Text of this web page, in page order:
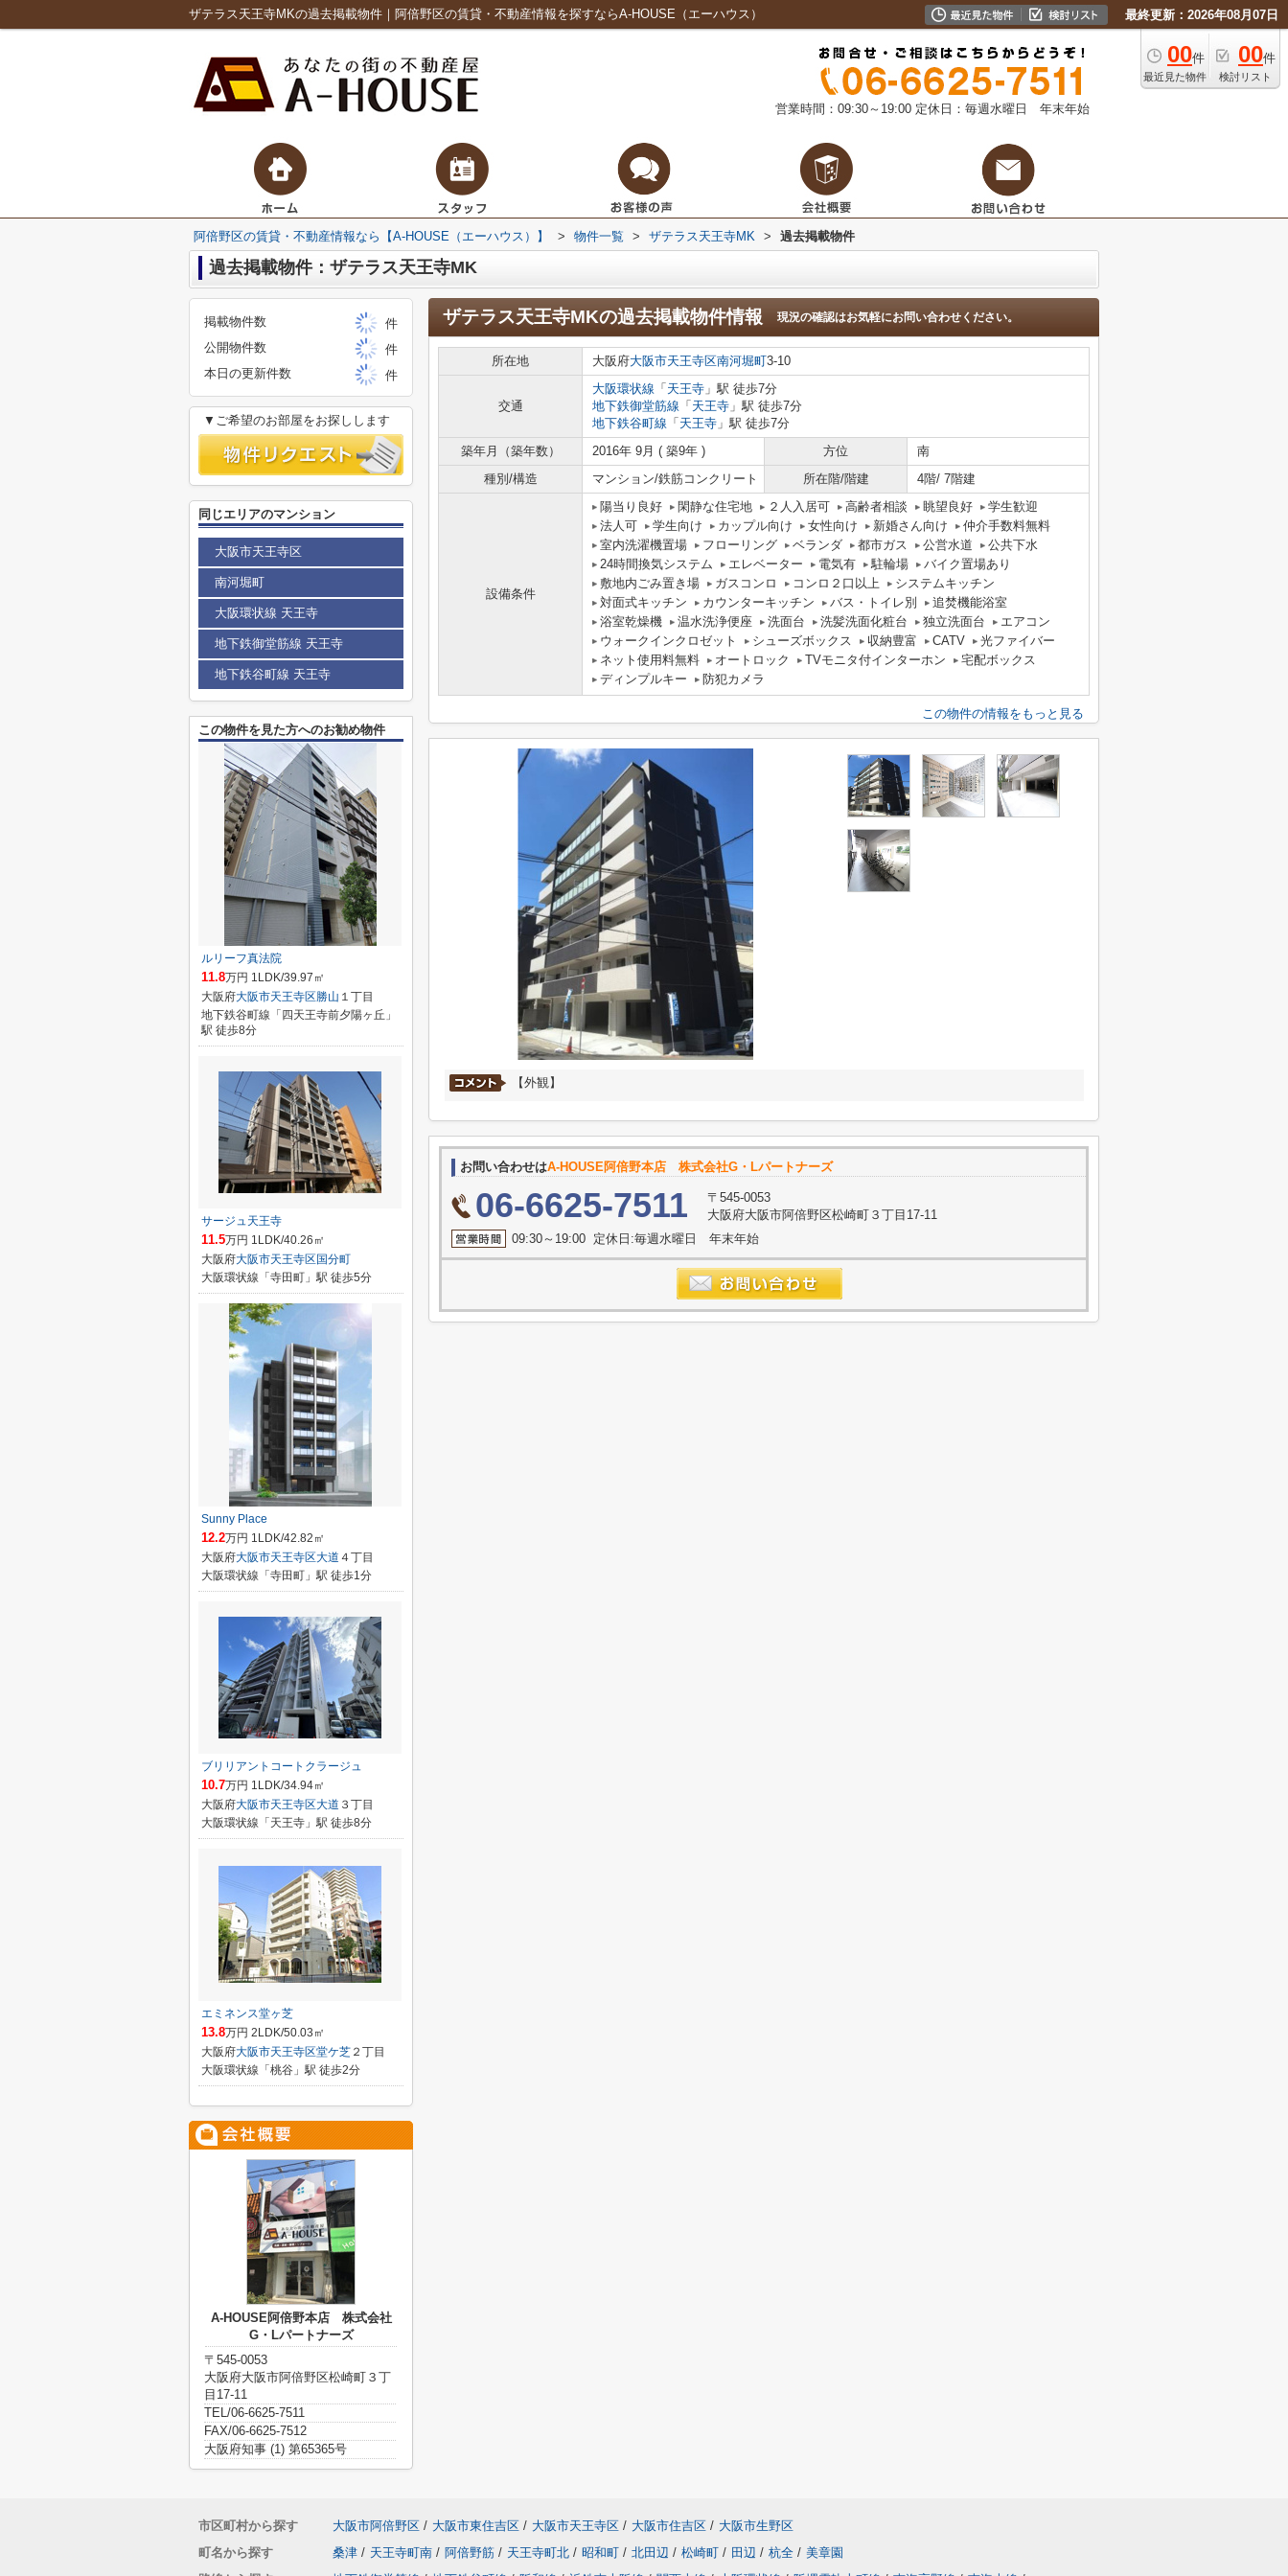
ザテラス天王寺MKの過去掲載物件｜阿倍野区の賃貸・不動産情報を探すならA-HOUSE（エーハウス） 最終更新：2026年08月07日
00件
最近見た物件
00件
検討リスト
営業時間：09:30～19:00 定休日：毎週水曜日 年末年始
阿倍野区の賃貸・不動産情報なら【A-HOUSE（エーハウス）】 > 物件一覧 > ザテラス天王寺MK > 過去掲載物件
過去掲載物件：ザテラス天王寺MK
ザテラス天王寺MKの過去掲載物件情報 現況の確認はお気軽にお問い合わせください。
所在地 大阪府大阪市天王寺区南河堀町3-10
交通
大阪環状線 「 天王寺 」駅 徒歩7分
地下鉄御堂筋線 「 天王寺 」駅 徒歩7分
地下鉄谷町線 「 天王寺 」駅 徒歩7分
築年月（築年数）
2016年 9月 ( 築9年 ) 方位
南
種別/構造
マンション/鉄筋コンクリート 所在階/階建 4階/ 7階建
設備条件
陽当り良好 閑静な住宅地 ２人入居可 高齢者相談 眺望良好
学生歓迎
法人可
学生向け カップル向け 女性向け 新婚さん向け
仲介手数料無料
室内洗濯機置場
フローリング ベランダ 都市ガス 公営水道
公共下水
24時間換気システム
エレベーター 電気有 駐輪場
バイク置場あり
敷地内ごみ置き場
ガスコンロ コンロ２口以上
システムキッチン
対面式キッチン
カウンターキッチン バス・トイレ別
追焚機能浴室
浴室乾燥機
温水洗浄便座 洗面台 洗髪洗面化粧台 独立洗面台
エアコン
ウォークインクロゼット
シューズボックス 収納豊富 CATV
光ファイバー
ネット使用料無料
オートロック TVモニタ付インターホン
宅配ボックス
ディンプルキー
防犯カメラ
この物件の情報をもっと見る
【外観】
お問い合わせはA-HOUSE阿倍野本店 株式会社G・Lパートナーズ
06-6625-7511
〒545-0053
大阪府大阪市阿倍野区松崎町３丁目17-11
09:30～19:00 定休日:毎週水曜日 年末年始
掲載物件数
件
公開物件数
件
本日の更新件数
件
▼ご希望のお部屋をお探しします
同じエリアのマンション
大阪市天王寺区
南河堀町
大阪環状線 天王寺
地下鉄御堂筋線 天王寺
地下鉄谷町線 天王寺
この物件を見た方へのお勧め物件
ルリーフ真法院
11.8万円 1LDK/39.97㎡
大阪府大阪市天王寺区勝山 １丁目
地下鉄谷町線「四天王寺前夕陽ヶ丘」
駅 徒歩8分
サージュ天王寺
11.5万円 1LDK/40.26㎡
大阪府大阪市天王寺区 国分町
大阪環状線「寺田町」駅 徒歩5分
Sunny Place
12.2万円 1LDK/42.82㎡
大阪府大阪市天王寺区大道 ４丁目
大阪環状線「寺田町」駅 徒歩1分
ブリリアントコートクラージュ
10.7万円 1LDK/34.94㎡
大阪府大阪市天王寺区大道 ３丁目
大阪環状線「天王寺」駅 徒歩8分
エミネンス堂ヶ芝
13.8万円 2LDK/50.03㎡
大阪府大阪市天王寺区堂ケ芝 ２丁目
大阪環状線「桃谷」駅 徒歩2分
A-HOUSE阿倍野本店 株式会社
G・Lパートナーズ
〒545-0053
大阪府大阪市阿倍野区松崎町３丁
目17-11
TEL/06-6625-7511
FAX/06-6625-7512
大阪府知事 (1) 第65365号
市区町村から探す 大阪市阿倍野区 / 大阪市東住吉区 / 大阪市天王寺区 / 大阪市住吉区 / 大阪市生野区
町名から探す
桑津 / 天王寺町南 / 阿倍野筋 / 天王寺町北 / 昭和町 / 北田辺 / 松崎町 / 田辺 / 杭全 / 美章園